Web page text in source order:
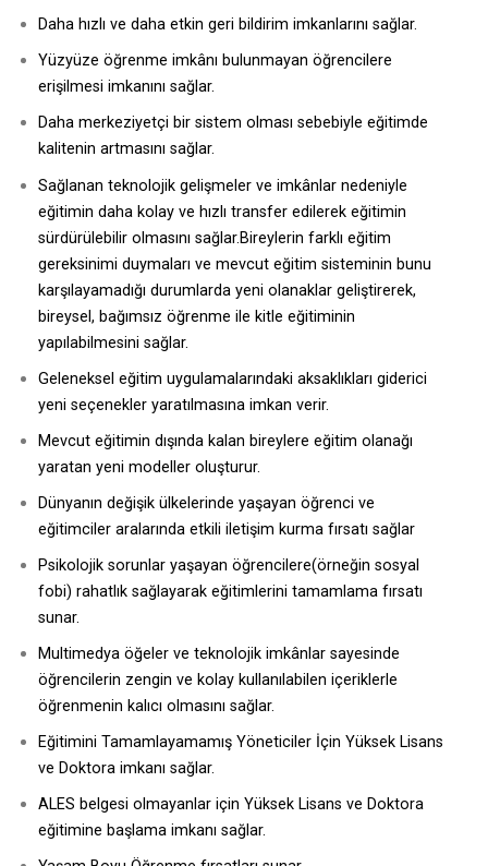
Daha hızlı ve daha etkin geri bildirim imkanlarını sağlar.
Yüzyüze öğrenme imkânı bulunmayan öğrencilere
erişilmesi imkanını sağlar.
Daha merkeziyetçi bir sistem olması sebebiyle eğitimde
kalitenin artmasını sağlar.
Sağlanan teknolojik gelişmeler ve imkânlar nedeniyle
eğitimin daha kolay ve hızlı transfer edilerek eğitimin
sürdürülebilir olmasını sağlar.Bireylerin farklı eğitim
gereksinimi duymaları ve mevcut eğitim sisteminin bunu
karşılayamadığı durumlarda yeni olanaklar geliştirerek,
bireysel, bağımsız öğrenme ile kitle eğitiminin
yapılabilmesini sağlar.
Geleneksel eğitim uygulamalarındaki aksaklıkları giderici
yeni seçenekler yaratılmasına imkan verir.
Mevcut eğitimin dışında kalan bireylere eğitim olanağı
yaratan yeni modeller oluşturur.
Dünyanın değişik ülkelerinde yaşayan öğrenci ve
eğitimciler aralarında etkili iletişim kurma fırsatı sağlar
Psikolojik sorunlar yaşayan öğrencilere(örneğin sosyal
fobi) rahatlık sağlayarak eğitimlerini tamamlama fırsatı
sunar.
Multimedya öğeler ve teknolojik imkânlar sayesinde
öğrencilerin zengin ve kolay kullanılabilen içeriklerle
öğrenmenin kalıcı olmasını sağlar.
Eğitimini Tamamlayamamış Yöneticiler İçin Yüksek Lisans
ve Doktora imkanı sağlar.
ALES belgesi olmayanlar için Yüksek Lisans ve Doktora
eğitimine başlama imkanı sağlar.